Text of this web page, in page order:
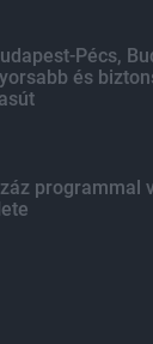
Pécs,
és
programmal